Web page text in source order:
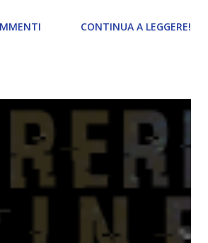
letture molto piacevoli ma non
aspettative! Innanzitutto, se la Gier o
apprezzato molto di più. Red è
senso che in trecento pagine non
E non ha nemmeno un finale ._.
bel mezzo della storia (anzi, quale
Questa storia ha praticamente solo
CONTINUA A LEGGERE!